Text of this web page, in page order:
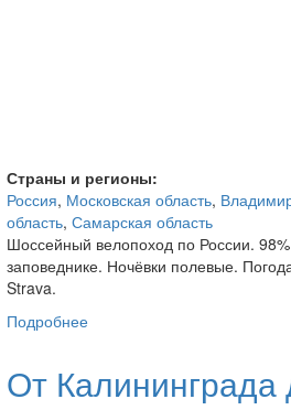
Страны и регионы:
Россия, Московская область,
область, Самарская область
Шоссейный велопоход по России.
заповеднике. Ночёвки полевые.
Strava.
Подробнеео Велопоход Подмосковье
От Калининграда